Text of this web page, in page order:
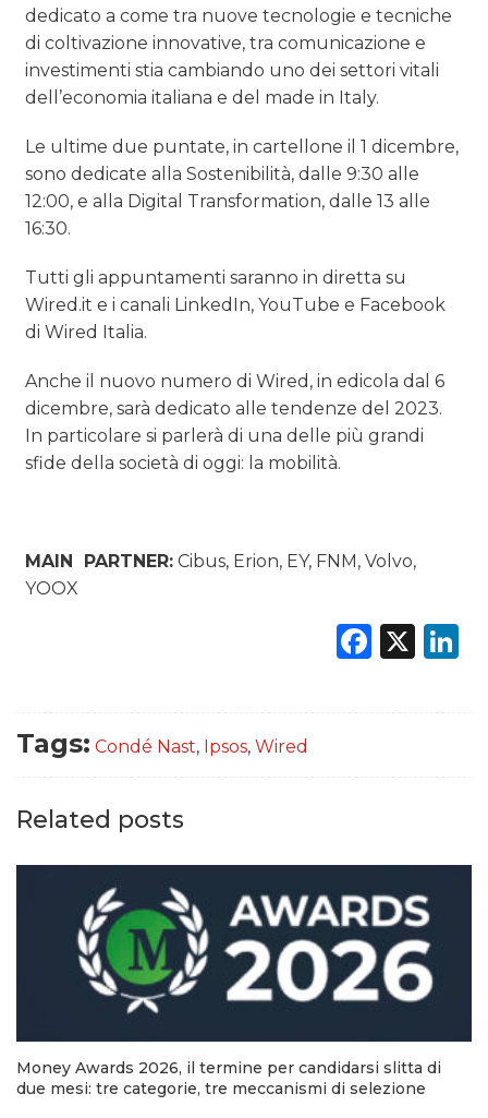
dedicato a come tra nuove tecnologie e tecniche
di coltivazione innovative, tra comunicazione e
investimenti stia cambiando uno dei settori vitali
dell’economia italiana e del made in Italy.
Le ultime due puntate, in cartellone il 1 dicembre,
sono dedicate alla Sostenibilità, dalle 9:30 alle
12:00, e alla Digital Transformation, dalle 13 alle
16:30.
Tutti gli appuntamenti saranno in diretta su
Wired.it e i canali LinkedIn, YouTube e Facebook
di Wired Italia.
Anche il nuovo numero di Wired, in edicola dal 6
dicembre, sarà dedicato alle tendenze del 2023.
In particolare si parlerà di una delle più grandi
sfide della società di oggi: la mobilità.
MAIN PARTNER: Cibus, Erion, EY, FNM, Volvo,
YOOX
X
Tags: Condé Nast, Ipsos, Wired
Related posts
Money Awards 2026, il termine per candidarsi slitta di
due mesi: tre categorie, tre meccanismi di selezione